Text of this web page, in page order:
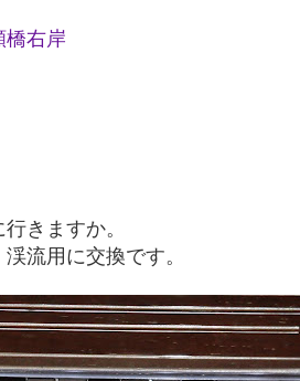
橋右岸
きますか。
流用に交換です。